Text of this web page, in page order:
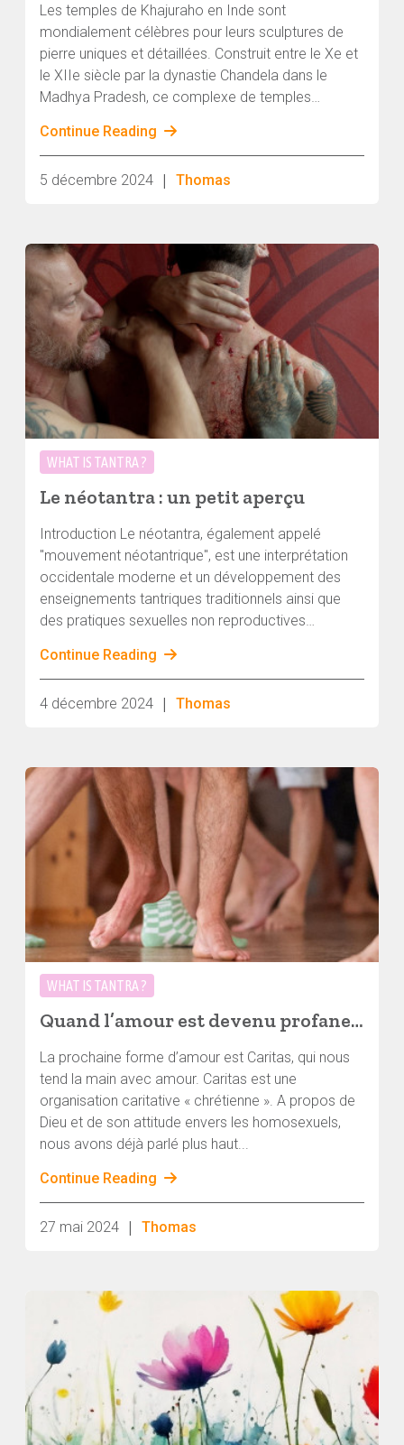
Les temples de Khajuraho en Inde sont
mondialement célèbres pour leurs sculptures de
pierre uniques et détaillées. Construit entre le Xe et
le XIIe siècle par la dynastie Chandela dans le
Madhya Pradesh, ce complexe de temples
vie culturelle et spirituelle de cette époque.
Continue Reading
5 décembre 2024 | Thomas
WHAT IS TANTRA ?
Le néotantra : un petit aperçu
Introduction Le néotantra, également appelé
"mouvement néotantrique", est une interprétation
occidentale moderne et un développement des
enseignements tantriques traditionnels ainsi que
des pratiques sexuelles non reproductives
antérieure...
Continue Reading
4 décembre 2024 | Thomas
WHAT IS TANTRA ?
Quand l’amour est devenu profane, Partie II : Caritas
La prochaine forme d’amour est Caritas, qui nous
tend la main avec amour. Caritas est une
organisation caritative « chrétienne ». A propos de
Dieu et de son attitude envers les homosexuels,
nous avons déjà parlé plus haut...
Continue Reading
27 mai 2024 | Thomas